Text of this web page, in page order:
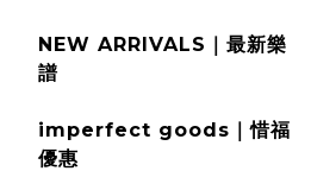
NEW ARRIVALS｜最新樂
譜
imperfect goods｜惜福
優惠